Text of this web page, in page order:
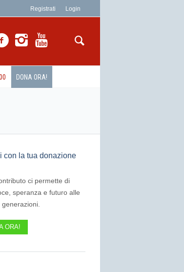
Registrati Login
DONA ORA!
con la tua donazione
ci permette di
speranza e futuro alle
ORA!